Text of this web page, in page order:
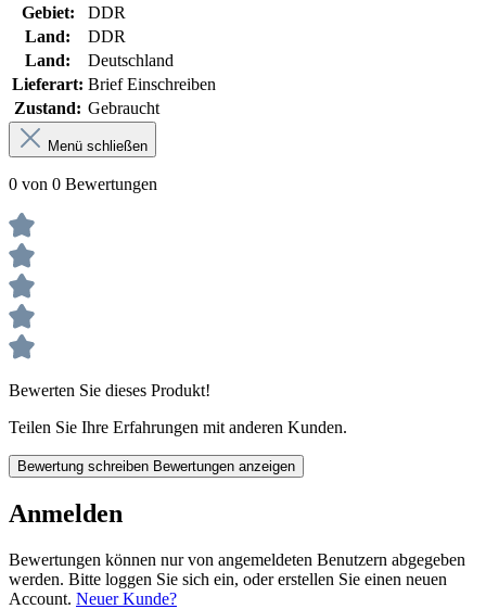
Gebiet:
DDR
Land:
DDR
Land:
Deutschland
Lieferart: Brief Einschreiben
Zustand: Gebraucht
Menü schließen
0 von 0 Bewertungen
Bewerten Sie dieses Produkt!
Teilen Sie Ihre Erfahrungen mit anderen Kunden.
Bewertung schreiben Bewertungen anzeigen
Anmelden
Bewertungen können nur von angemeldeten Benutzern abgegeben
werden. Bitte loggen Sie sich ein, oder erstellen Sie einen neuen
Account. Neuer Kunde?